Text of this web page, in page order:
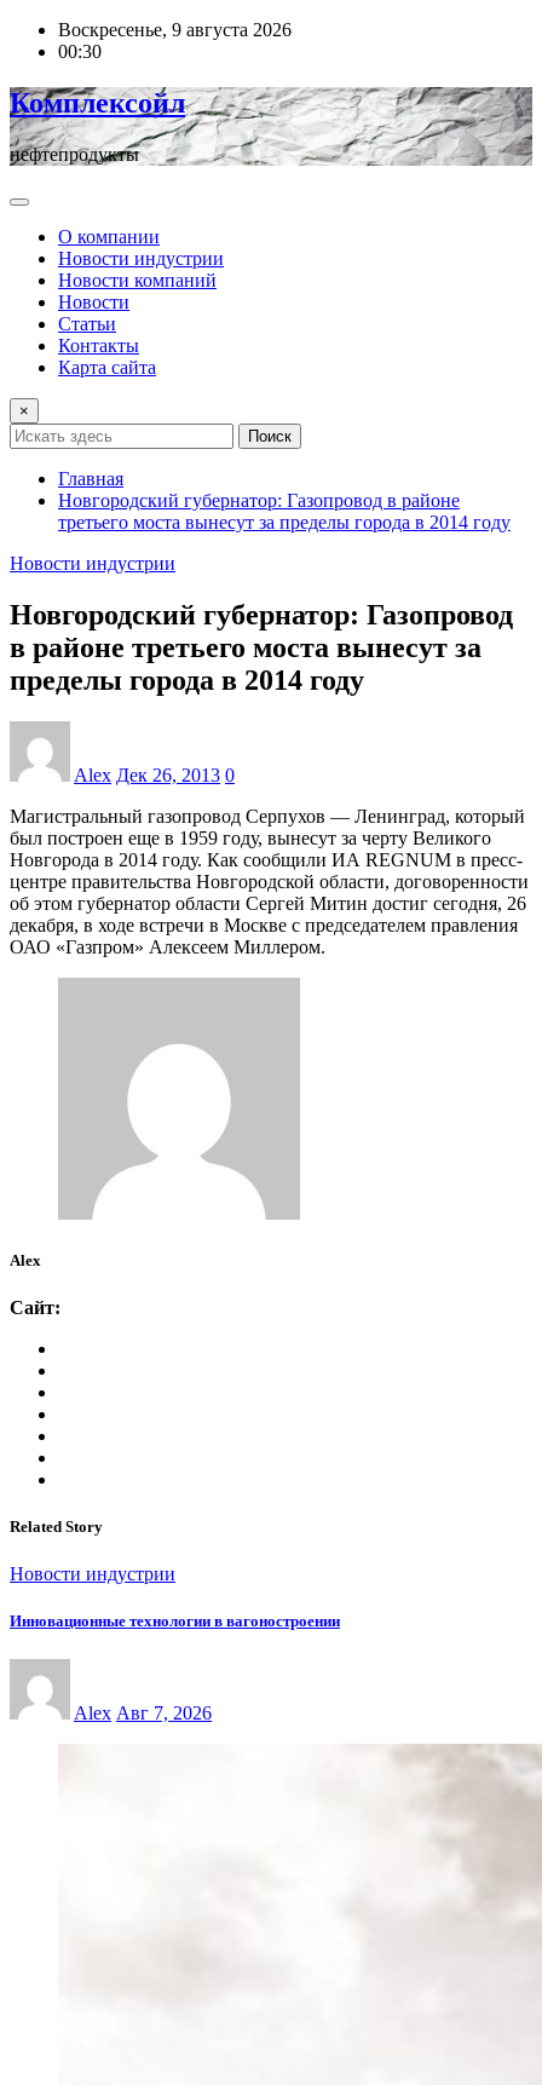
ПерейтиВоскресенье, 9 августа 2026
00:30
Комплексойл
нефтепродукты
О компании
Новости индустрии
Новости компаний
Новости
Статьи
Контакты
Карта сайта
×
Поиск
Главная
Новгородский губернатор: Газопровод в районе
третьего моста вынесут за пределы города в 2014 году
Новости индустрии
Новгородский губернатор: Газопровод
в районе третьего моста вынесут за
пределы города в 2014 году
Alex Дек 26, 2013 0
Магистральный газопровод Серпухов — Ленинград, который
был построен еще в 1959 году, вынесут за черту Великого
Новгорода в 2014 году. Как сообщили ИА REGNUM в пресс-
центре правительства Новгородской области, договоренности
об этом губернатор области Сергей Митин достиг сегодня, 26
декабря, в ходе встречи в Москве с председателем правления
ОАО «Газпром» Алексеем Миллером.
Alex
Сайт:
Related Story
Новости индустрии
Инновационные технологии в вагоностроении
Alex Авг 7, 2026